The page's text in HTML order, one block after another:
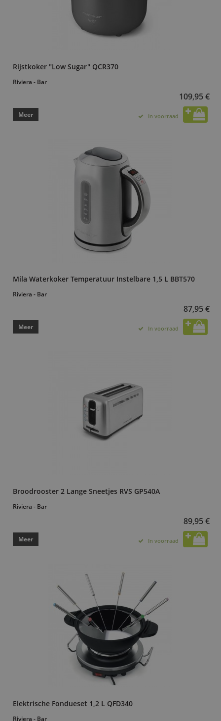
Rijstkoker "Low Sugar" QCR370
Riviera - Bar
109,95 €
Meer In voorraad
Mila Waterkoker Temperatuur Instelbare 1,5 L BBT570
Riviera - Bar
87,95 €
Meer In voorraad
Broodrooster 2 Lange Sneetjes RVS GP540A
Riviera - Bar
89,95 €
Meer In voorraad
Elektrische Fondueset 1,2 L QFD340
Riviera - Bar